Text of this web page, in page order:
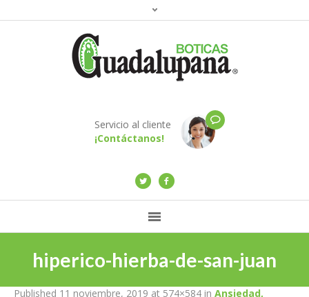
Servicio al cliente
¡Contáctanos!
hiperico-hierba-de-san-juan
Published 11 noviembre, 2019 at 574×584 in Ansiedad,